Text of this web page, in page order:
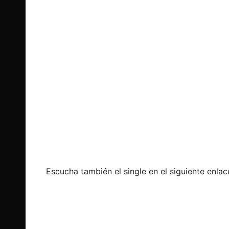
Escucha también el single en el siguiente